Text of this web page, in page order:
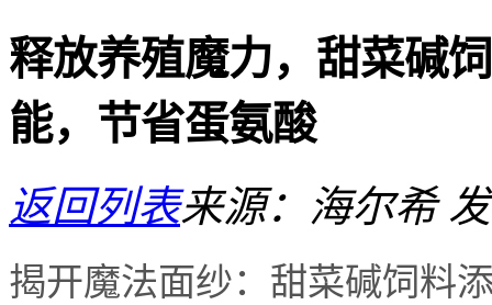
释放养殖魔力，甜菜碱
能，节省蛋氨酸
返回列表来源：海尔希
揭开魔法面纱：甜菜碱饲料